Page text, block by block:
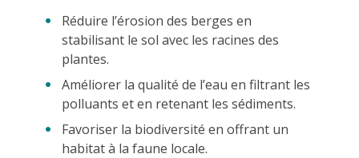
Réduire l’érosion des berges en
stabilisant le sol avec les racines des
plantes.
Améliorer la qualité de l’eau en filtrant les
polluants et en retenant les sédiments.
Favoriser la biodiversité en offrant un
habitat à la faune locale.